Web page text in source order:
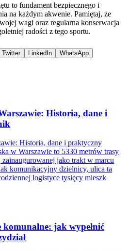
to fundament bezpiecznego i
na każdym akwenie. Pamiętaj, że
wagi oraz regularna konserwacja
radości z tego sportu.
Twitter LinkedIn WhatsApp
Historia, dane i
Historia, dane i praktyczny
w Warszawie to 5330 metrów trasy
zainaugurowanej jako trakt w marcu
komunikacyjny dzielnicy, ulica ta
logistyce tysięcy mieszk
komunalne: jak wypełnić